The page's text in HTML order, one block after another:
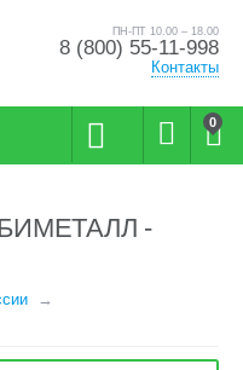
ПН-ПТ 10.00 – 18.00
8 (800) 55-11-998
Контакты
0
-